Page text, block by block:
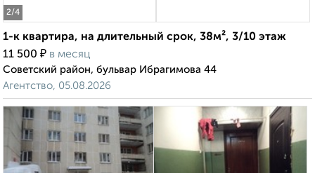
2/4
1-к квартира, на длительный срок, 38м², 3/10 этаж
11 500 ₽ в месяц
Советский район, бульвар Ибрагимова 44
Агентство, 05.08.2026